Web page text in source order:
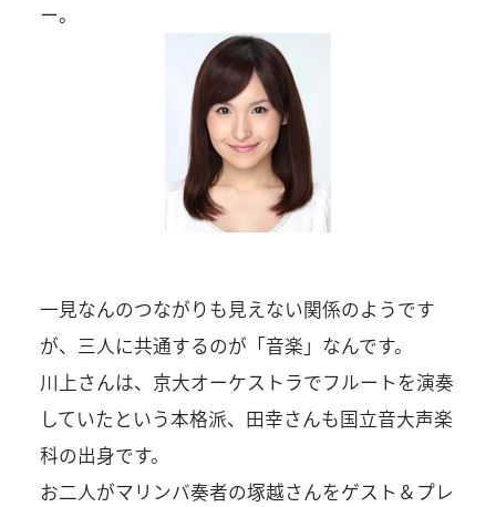
ー。
一見なんのつながりも見えない関係のようです
が、三人に共通するのが「音楽」なんです。
川上さんは、京大オーケストラでフルートを演奏
していたという本格派、田幸さんも国立音大声楽
科の出身です。
お二人がマリンバ奏者の塚越さんをゲスト＆プレ